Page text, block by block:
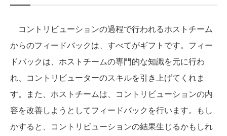
コントリビューションの過程で行われるホストチーム
からのフィードバックは、すべてがギフトです。フィー
ドバックは、ホストチームの専門的な知識を元に行わ
れ、コントリビューターのスキルを引き上げてくれま
す。また、ホストチームは、コントリビューションの内
容を改善しようとしてフィードバックを行います。もし
かすると、コントリビューションの結果生じるかもしれ